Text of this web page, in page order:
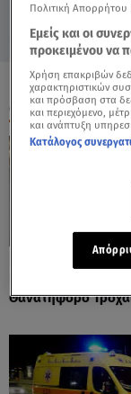
ΟΛΑ ΤΑ ΒΙΝΤΕΟ
Πόρτο Ράφτη:
Θανατηφόρο
Πολιτική Απορρήτου
Εμείς και οι
προκειμένου να
Χρήση επακριβών
χαρακτηριστικών
και πρόσβαση στα
και περιεχόμενο,
και ανάπτυξη
Κατάλογος